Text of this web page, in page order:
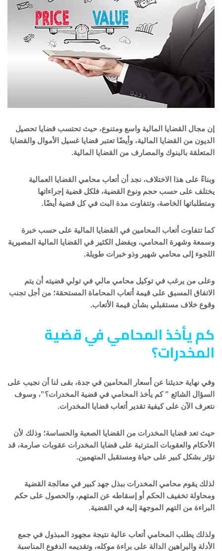
إن مجال القضايا المالية واسع ومتنوع، حيث تحتسب قضايا تحصيل
الديون من القضايا المالية، وأيضًا تعتبر قضايا غسيل الأموال والقضايا
المتعلقة بالبنوك والمصارف من القضايا المالية.
وبناءً على هذا الاختلاف، نجد أن أتعاب محامي القضايا العمالية
يختلف على حسب حجم ونوع القضية، فلكل قضية إجراءاتها
ومتطلباتها الخاصة، وتتفاوت مدة البت في كل قضية أيضًا.
كما تتفاوت أتعاب المحامين في القضايا المالية على حسب خبرة
وسمعة وشهرة المحامي، ويفضل الكثير في القضايا المالية المصيرية
اللجوء إلى محامي شهير وذو خبرات طويلة.
وعلى من يرغب في توكيل محامي مالي في تولي قضيته أن يتم
الاتفاق المسبق على قيمة أتعاب المحاماة المستحقة؛ من أجل تجنب
وقوع خلاف مستقبلي بشأن قيمة الأتعاب.
كم يأخذ المحامي في قضية
المخدرات؟
وفي نهاية حديثنا عن أسعار المحامين في جدة، بقى لنا أن نجيب على
السؤال الشائع ” كم يأخذ المحامي في قضية المخدرات؟”، وسوف
نتعرف الآن على كيفية تقدير أتعاب قضايا المخدرات.
حيث تعد قضايا المخدرات من القضايا الصعبة والحساسة؛ وذلك لأن
الأحكام والعقوبات المترتبة على قضايا المخدرات عقوبات صارمة، قد
تؤثر بشكل كبير على حياة ومستقبل المتهمين.
لذلك يقوم محامي المخدرات ببذل جهد كبير في معالجة القضية
ومحاولة تخفيف الحكم أو إسقاطه عن المتهم، والحصول على حكم
البراءة من التهم الموجهة إليه في القضية.
ولذلك يطلب المحامي أتعاب عالية نتيجة مجهود المبذول في جمع
الأدلة والبراهين الدالة على براءة موكله، وتقديمه الدفوع المناسبة